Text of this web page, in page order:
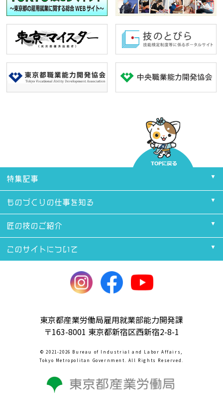
特集記事
ものづくりの仕事を知る
匠の技のご紹介
このサイトについて
東京都産業労働局雇用就業部能力開発課
〒163-8001 東京都新宿区西新宿2-8-1
© 2021-2026 Bureau of Industrial and Labor Affairs,
Tokyo Metropolitan Government. All Rights Reserved.